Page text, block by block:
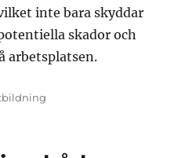
inte bara skyddar
skador och
arbetsplatsen.